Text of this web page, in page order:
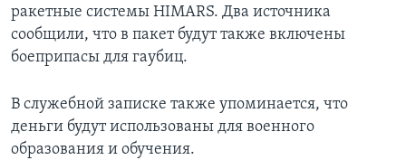
ракетные системы HIMARS. Два источника
сообщили, что в пакет будут также включены
боеприпасы для гаубиц.
В служебной записке также упоминается, что
деньги будут использованы для военного
образования и обучения.